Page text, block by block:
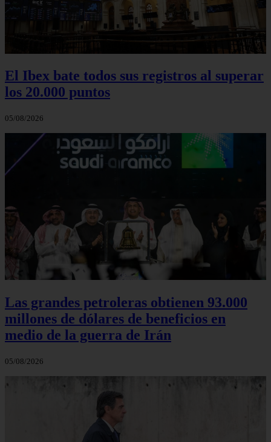
El Ibex bate todos sus registros al superar
los 20.000 puntos
05/08/2026
Las grandes petroleras obtienen 93.000
millones de dólares de beneficios en
medio de la guerra de Irán
05/08/2026